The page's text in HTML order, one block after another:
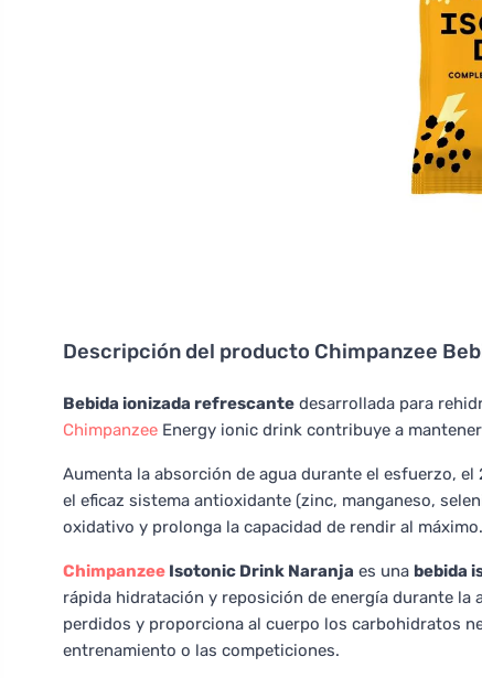
Descripción del producto Chimpanzee
Bebida ionizada refrescante desarrollada para
Chimpanzee Energy ionic drink contribuye a
Aumenta la absorción de agua durante el esfuerzo,
el eficaz sistema antioxidante (zinc, manganeso,
oxidativo y prolonga la capacidad de rendir al máximo.
Chimpanzee Isotonic Drink Naranja es una bebida
rápida hidratación y reposición de energía durante
perdidos y proporciona al cuerpo los carbohidratos
entrenamiento o las competiciones.